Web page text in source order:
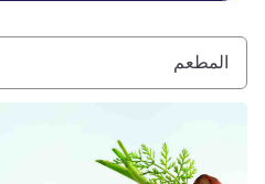
المطعم
راجع التفاصيل